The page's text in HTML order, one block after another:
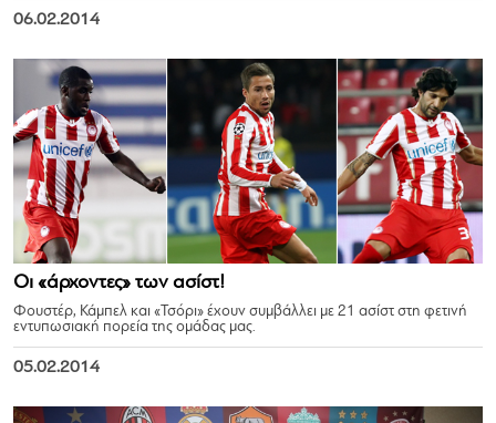
06.02.2014
Οι «άρχοντες» των ασίστ!
Φουστέρ, Κάμπελ και «Τσόρι» έχουν συμβάλλει με 21 ασίστ στη φετινή
εντυπωσιακή πορεία της ομάδας μας.
05.02.2014